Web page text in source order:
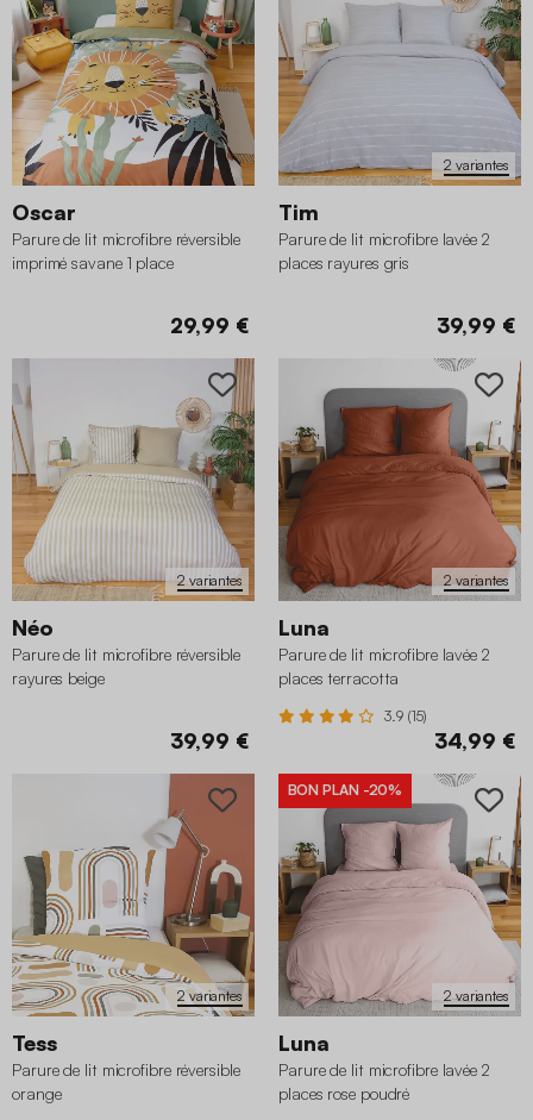
Oscar
Parure de lit microfibre réversible
imprimé savane 1 place
29,99 €
2 variantes
Tim
Parure de lit microfibre lavée 2
places rayures gris
39,99 €
2 variantes
Néo
Parure de lit microfibre réversible
rayures beige
39,99 €
2 variantes
Luna
Parure de lit microfibre lavée 2
places terracotta
3.9 (15)
34,99 €
2 variantes
Tess
Parure de lit microfibre réversible
orange
2 variantes
BON PLAN -20%
Luna
Parure de lit microfibre lavée 2
places rose poudré